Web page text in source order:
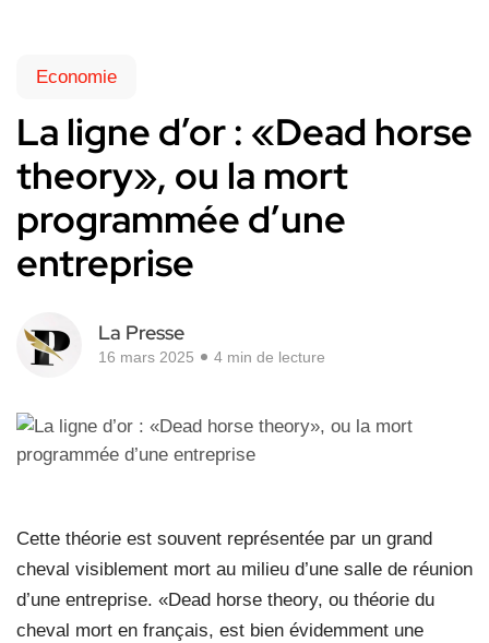
Economie
La ligne d’or : «Dead horse
theory», ou la mort
programmée d’une
entreprise
La Presse
16 mars 2025 4 min de lecture
Cette théorie est souvent représentée par un grand
cheval visiblement mort au milieu d’une salle de réunion
d’une entreprise. «Dead horse theory, ou théorie du
cheval mort en français, est bien évidemment une